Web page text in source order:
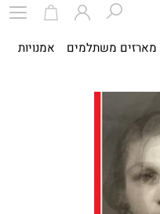
מארזים משתלמים אמנויות